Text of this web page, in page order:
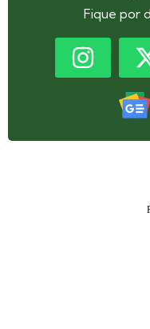
Fique por